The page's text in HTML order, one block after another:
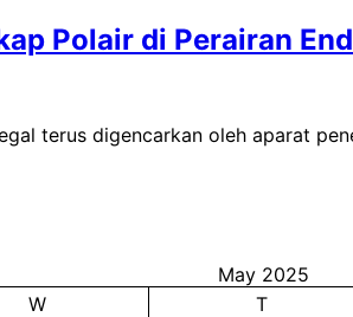
Polair di Perairan
terus digencarkan oleh aparat
May 2025
W T